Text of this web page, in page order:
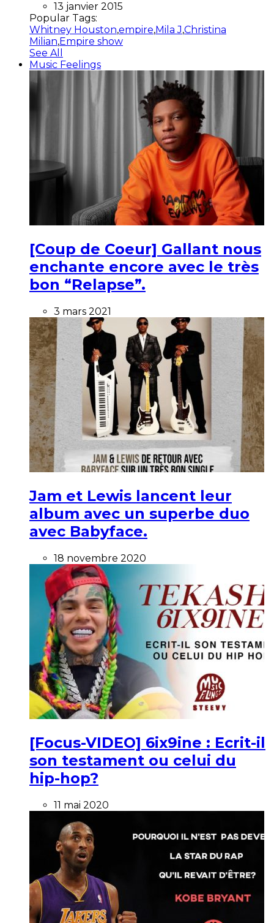
13 janvier 2015
Popular Tags:
Whitney Houston,empire,Mila J,Christina
Milian,Empire show
See All
Music Feelings
[Coup de Coeur] Gallant nous
enchante encore avec le très
bon “Relapse”.
3 mars 2021
Jam et Lewis lancent leur
album avec un superbe duo
avec Babyface.
18 novembre 2020
[Focus-VIDEO] 6ix9ine : Ecrit-il
son testament ou celui du
hip-hop?
11 mai 2020